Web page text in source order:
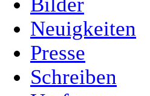
Neuigkeiten
Presse
Schreiben